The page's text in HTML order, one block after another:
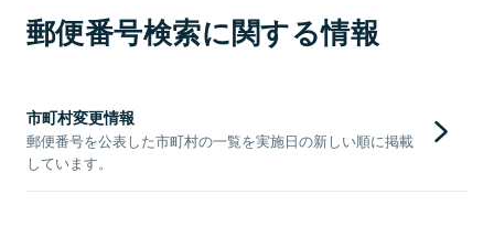
郵便番号検索に関する情報
市町村変更情報
郵便番号を公表した市町村の一覧を実施日の新しい順に掲載
しています。